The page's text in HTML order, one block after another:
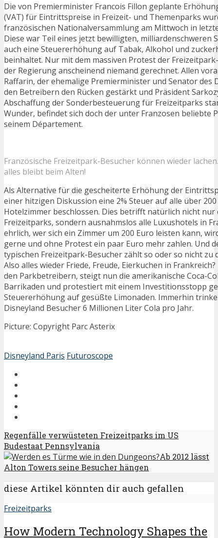
Die von Premierminister Francois Fillon geplante
(VAT) für Eintrittspreise in Freizeit- und Themenparks
französischen Nationalversammlung am Mittwoch in
Diese war Teil eines jetzt bewilligten, milliardenschweren
auch eine Steuererhöhung auf Tabak, Alkohol und
beinhaltet. Nur mit dem massiven Protest der
der Regierung anscheinend niemand gerechnet. Allen
Raffarin, der ehemalige Premierminister und Senator des
den Betreibern den Rücken gestärkt und Präsident
Abschaffung der Sonderbesteuerung für Freizeitparks
Wunder, befindet sich doch der unter Franzosen beliebte
seinem Département.
Französische Freizeitpark-Besucher können wieder
alles bleibt beim Alten!
Als Alternative für die gescheiterte Erhöhung der
einer hitzigen Diskussion eine 2% Steuer auf alle über
Hotelzimmer beschlossen. Dies betrifft natürlich nicht nur
Freizeitparks, sondern ausnahmslos alle Luxushotels in
ehrlich, wer sich ein Zimmer um 200 Euro leisten kann,
gerne und ohne Protest ein paar Euro mehr zahlen. Und
typischen Freizeitpark-Besucher zählt so oder so nicht zu
Also alles wieder Friede, Freude, Eierkuchen in
den Parkbetreibern, steigt nun die amerikanische Coca-
Barrikaden und protestiert mit einem Investitionsstopp
Steuererhöhung auf gesüßte Limonaden. Immerhin
Disneyland Besucher 6 Millionen Liter Cola pro Jahr.
Picture: Copyright Parc Asterix
Disneyland Paris Futuroscope
Regenfälle verwüsteten Freizeitparks im US
Budestaat Pennsylvania
Ab 2012 lässt
Alton Towers seine Besucher hängen
diese Artikel könnten dir auch gefallen
Freizeitparks
How Modern Technology Shapes the